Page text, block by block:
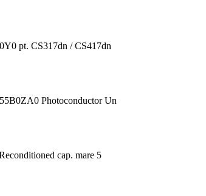
pt. CS317dn / CS417dn
Photoconductor Un
cap. mare 5